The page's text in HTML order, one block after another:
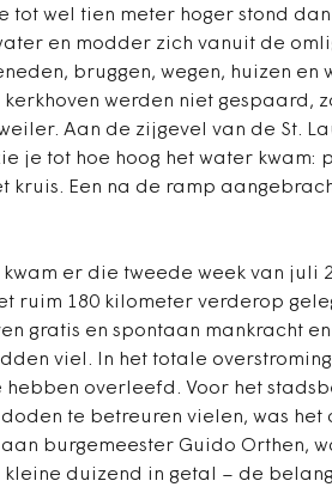
tot wel tien meter hoger stond
en modder zich vanuit de
bruggen, wegen, huizen en
werden niet gespaard,
Aan de zijgevel van de St.
je tot hoe hoog het water kwam:
kruis. Een na de ramp
er die tweede week van juli
ruim 180 kilometer verderop
gratis en spontaan mankracht
viel. In het totale
overleefd. Voor het
te betreuren vielen, was
burgemeester Guido Orthen,
kleine duizend in getal – de